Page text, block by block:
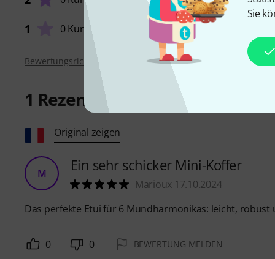
Sie
1 0 Kunden
Bewertungsrichtlinien
1 Rezension
Original zeigen
M Ein sehr schicker Mini-Koffer
Marioux 17.10.2024
Das perfekte Etui für 6 Mundharmonikas: leicht, robust
0 0 BEWERTUNG MELDEN